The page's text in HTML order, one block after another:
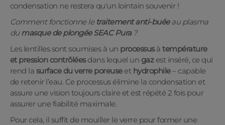
condensation ne restera qu'un lointain souvenir !
Comment fonctionne le traitement anti-buéeau plasma
du masque de plongée SEAC Pura ?
Les lentilles sont soumises à un processusàtempérature
et pression contrôléesdans lequel un gaz est inséré, ce qui
rend la surface du verre poreuseet hydrophile– capable
de retenir l’eau. Ce processus élimine la condensation et
assure une vision toujours claire et est répété 2 fois pour
assurer une fiabilité maximale.
Pour cela, il suffit de mouiller le verre pour former une